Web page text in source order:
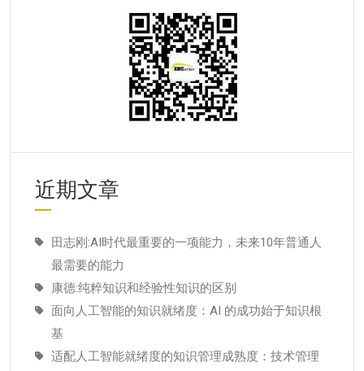
近期文章
田志刚:AI时代最重要的一项能力，未来10年普通人
最需要的能力
康德:纯粹知识和经验性知识的区别
面向人工智能的知识就绪度：AI 的成功始于知识根
基
适配人工智能就绪度的知识管理成熟度：技术管理